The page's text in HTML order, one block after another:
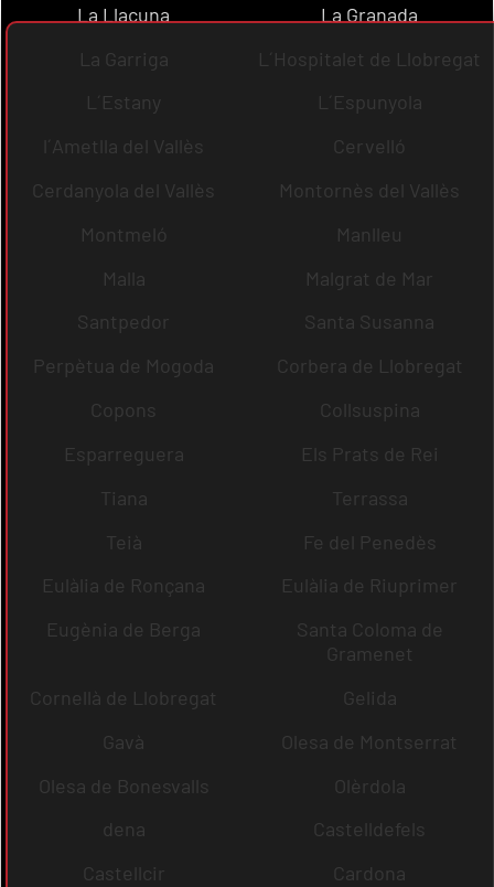
La Llacuna
La Granada
La Garriga
L´Hospitalet de Llobregat
L´Estany
L´Espunyola
l´Ametlla del Vallès
Cervelló
Cerdanyola del Vallès
Montornès del Vallès
Montmeló
Manlleu
Malla
Malgrat de Mar
Santpedor
Santa Susanna
Perpètua de Mogoda
Corbera de Llobregat
Copons
Collsuspina
Esparreguera
Els Prats de Rei
Tiana
Terrassa
Teià
Fe del Penedès
Eulàlia de Ronçana
Eulàlia de Riuprimer
Eugènia de Berga
Santa Coloma de
Gramenet
Cornellà de Llobregat
Gelida
Gavà
Olesa de Montserrat
Olesa de Bonesvalls
Olèrdola
dena
Castelldefels
Castellcir
Cardona